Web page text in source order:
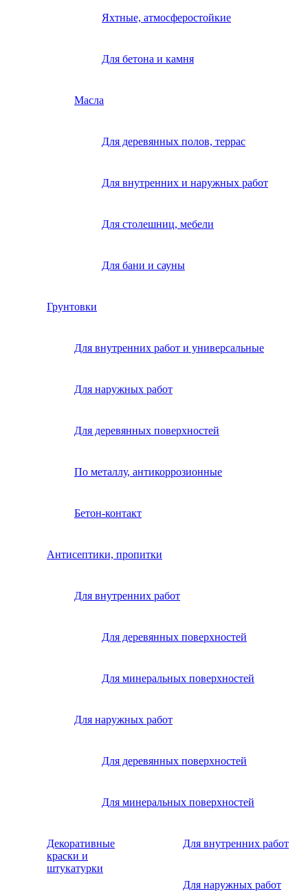
Яхтные, атмосферостойкие
Для бетона и камня
Масла
Для деревянных полов, террас
Для внутренних и наружных работ
Для столешниц, мебели
Для бани и сауны
Грунтовки
Для внутренних работ и универсальные
Для наружных работ
Для деревянных поверхностей
По металлу, антикоррозионные
Бетон-контакт
Антисептики, пропитки
Для внутренних работ
Для деревянных поверхностей
Для минеральных поверхностей
Для наружных работ
Для деревянных поверхностей
Для минеральных поверхностей
Декоративные
краски и
штукатурки
Для внутренних работ
Для наружных работ